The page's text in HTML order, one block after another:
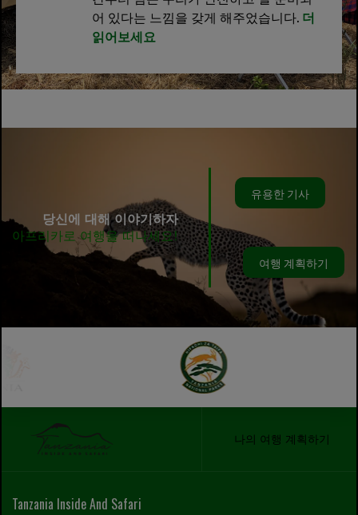
어 있다는 느낌을 갖게 해주었습니다. 더
읽어보세요
당신에 대해 이야기하자
아프리카로 여행을 떠나세요!
유용한 기사
여행 계획하기
나의 여행 계획하기
Tanzania Inside And Safari